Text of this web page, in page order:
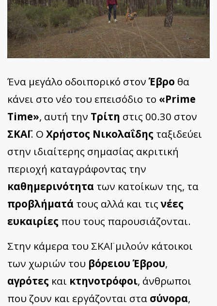
Ένα μεγάλο οδοιπορικό στονΈβρο θα
κάνει στο νέο του επεισόδιο το «Prime
Time», αυτή την Τρίτη στις 00.30 στον
ΣΚΑΪ. Ο Χρήστος Νικολαΐδης ταξιδεύει
στην ιδιαίτερης σημασίας ακριτική
περιοχή καταγράφοντας την
καθημερινότητα των κατοίκων της, τα
προβλήματά τους αλλά και τιςνέες
ευκαιρίες που τους παρουσιάζονται.
Στην κάμερα του ΣΚΑΪ μιλούν κάτοικοι
των χωριών του βόρειου Έβρου,
αγρότες και κτηνοτρόφοι, άνθρωποι
που ζουν και εργάζονται στα σύνορα,